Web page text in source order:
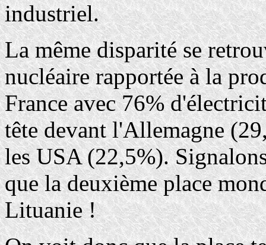
industriel.
La même disparité se
nucléaire rapportée à la
France avec 76%
tête devant l'Allemagne
les USA (22,5%).
que la deuxième place
Lituanie !